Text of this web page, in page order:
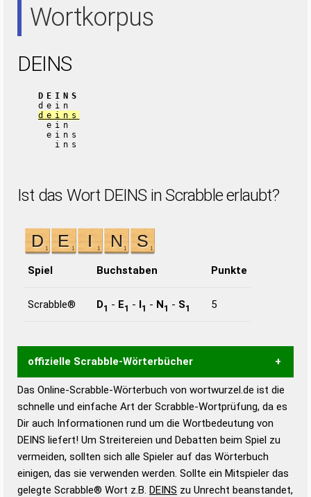
Wortkorpus
DEINS
DEINS
dein
deins
ein
eins
ins
Ist das Wort DEINS in Scrabble erlaubt?
Spiel Buchstaben Punkte
Scrabble® D1 - E1 - I1 - N1 - S1 5
offizielle Scrabble-Wörterbücher
Wortwurzel liefert mit Hilfe eines semantischen
Wortanalyse-Algorithmus gute Anhaltspunkte zu
Wortbedeutung, Worttrennung und Wortform, um die
Gültigkeit eines Wortes für das Scrabble-Spiel zu
bestimmen!
zugelassene Turnier Scrabble-
Wörterbücher sind:
Das Online-Scrabble-Wörterbuch von wortwurzel.de ist die
schnelle und einfache Art der Scrabble-Wortprüfung, da es
Dir auch Informationen rund um die Wortbedeutung von
DEINS liefert! Um Streitereien und Debatten beim Spiel zu
vermeiden, sollten sich alle Spieler auf das Wörterbuch
einigen, das sie verwenden werden. Sollte ein Mitspieler das
gelegte Scrabble® Wort z.B. DEINS zu Unrecht beanstandet,